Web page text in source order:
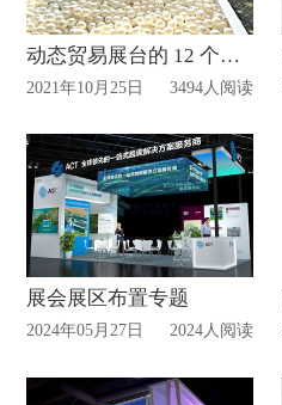
动态贸易展台的 12 个展示创意
2021年10月25日 3494人阅读
展会展区布置专题
2024年05月27日 2024人阅读